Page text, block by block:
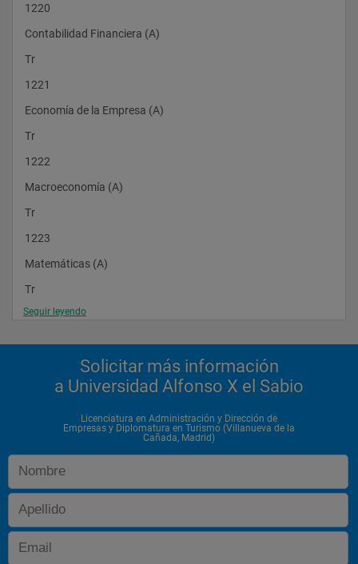
1220
Contabilidad Financiera (A)
Tr
1221
Economía de la Empresa (A)
Tr
1222
Macroeconomía (A)
Tr
1223
Matemáticas (A)
Tr
1231
Subtotal: 63
Primer Cuatrimestre Carácter*
1224
Sociología
Seguir leyendo
Solicitar más información
a Universidad Alfonso X el Sabio
Licenciatura en Administración y Dirección de
Empresas y Diplomatura en Turismo (Villanueva de la
Cañada, Madrid)